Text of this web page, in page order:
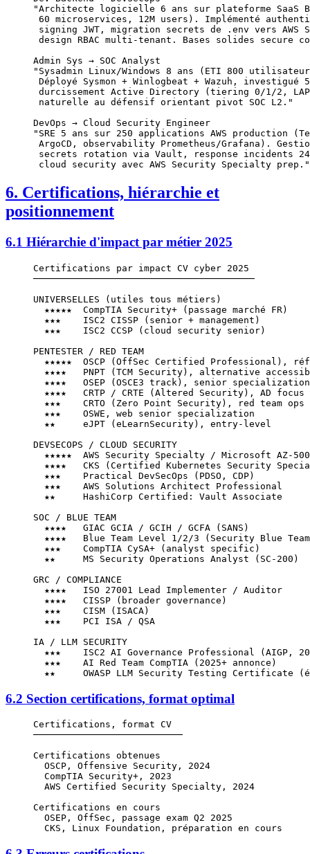
"Architecte logicielle 6 ans sur plateforme SaaS
60 microservices, 12M users). Implémenté
signing JWT, migration secrets de .env vers AWS
design RBAC multi-tenant. Bases solides secure
Admin Sys → SOC Analyst
"Sysadmin Linux/Windows 8 ans (ETI 800
Déployé Sysmon + Winlogbeat + Wazuh, investigué
durcissement Active Directory (tiering 0/1/2,
naturelle au défensif orientant pivot SOC L2."
DevOps → Cloud Security Engineer
"SRE 5 ans sur 250 applications AWS production
ArgoCD, observability Prometheus/Grafana).
secrets rotation via Vault, response incidents
cloud security avec AWS Security Specialty prep."
6. Certifications, hiérarchie et
positionnement
6.1 Hiérarchie d'impact par métier 2025
Certifications par impact CV cyber 2025
────────────────────────────────────────
UNIVERSELLES (utiles tous métiers)
  ★★★★★  CompTIA Security+ (passage marché FR)
  ★★★    ISC2 CISSP (senior + management)
  ★★★    ISC2 CCSP (cloud security senior)
PENTESTER / RED TEAM
★★★★★  OSCP (OffSec Certified Professional),
★★★★   PNPT (TCM Security), alternative
  ★★★★   OSEP (OSCE3 track), senior specialization
  ★★★★   CRTP / CRTE (Altered Security), AD focus
  ★★★    CRTO (Zero Point Security), red team ops
  ★★★    OSWE, web senior specialization
  ★★     eJPT (eLearnSecurity), entry-level
DEVSECOPS / CLOUD SECURITY
★★★★★  AWS Security Specialty / Microsoft AZ-
★★★★   CKS (Certified Kubernetes Security
  ★★★    Practical DevSecOps (PDSO, CDP)
  ★★★    AWS Solutions Architect Professional
  ★★     HashiCorp Certified: Vault Associate
SOC / BLUE TEAM
  ★★★★   GIAC GCIA / GCIH / GCFA (SANS)
★★★★   Blue Team Level 1/2/3 (Security Blue
  ★★★    CompTIA CySA+ (analyst specific)
  ★★     MS Security Operations Analyst (SC-200)
GRC / COMPLIANCE
  ★★★★   ISO 27001 Lead Implementer / Auditor
  ★★★★   CISSP (broader governance)
  ★★★    CISM (ISACA)
  ★★★    PCI ISA / QSA
IA / LLM SECURITY
★★★    ISC2 AI Governance Professional (AIGP,
  ★★★    AI Red Team CompTIA (2025+ annonce)
★★     OWASP LLM Security Testing Certificate
6.2 Section certifications, format optimal
Certifications, format CV
───────────────────────────
Certifications obtenues
  OSCP, Offensive Security, 2024
  CompTIA Security+, 2023
  AWS Certified Security Specialty, 2024
Certifications en cours
  OSEP, OffSec, passage exam Q2 2025
  CKS, Linux Foundation, préparation en cours